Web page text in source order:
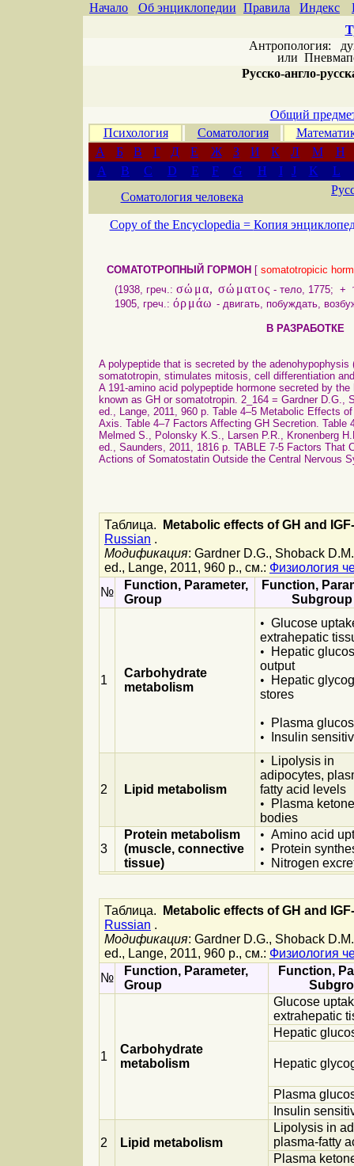
Начало Об энциклопедии Правила Индекс
Антропология:
или
Русско-англо-
Общий
Психология
Соматология
А
Б В Г Д Е Ж З И К Л М
Н
A
B C D E F G H I J K
L
Соматология человека
Copy of the Encyclopedia = Копия
СОМАТОТРОПНЫЙ ГОРМОН [ somatotropicic
(1938, греч.: σώμα, σώματος - тело, 1775; +
1905, греч.: όρμάω - двигать, побуждать,
В
A polypeptide that is secreted by the
somatotropin, stimulates mitosis, cell differentiation
A 191-amino acid polypeptide hormone secreted by
known as GH or somatotropin. 2_164 = Gardner
ed., Lange, 2011, 960 p. Table 4–5 Metabolic Effects
Axis. Table 4–7 Factors Affecting GH Secretion.
Melmed S., Polonsky K.S., Larsen P.R., Kronenberg
ed., Saunders, 2011, 1816 p. TABLE 7-5 Factors That
Actions of Somatostatin Outside the Central Nervous
Таблица.
Metabolic effects of GH and
Russian .
Модификация: Gardner D.G., Shoback
ed., Lange, 2011, 960 p., см.: Физиология
№
Function, Parameter,
Group
Function,
Subgroup
1
Carbohydrate
metabolism
• Glucose
extrahepatic
• Hepatic
output
• Hepatic
stores
• Plasma
• Insulin
2 Lipid metabolism
• Lipolysis in
adipocytes,
fatty acid levels
• Plasma ketone
bodies
3
Protein metabolism
(muscle, connective
tissue)
• Amino acid
• Protein
• Nitrogen
Таблица.
Metabolic effects of GH and
Russian .
Модификация: Gardner D.G., Shoback
ed., Lange, 2011, 960 p., см.: Физиология
№
Function, Parameter,
Group
Function,
1
Carbohydrate
metabolism
Glucose
extrahepatic
Hepatic
Hepatic
Plasma
Insulin
2 Lipid metabolism
Lipolysis in
plasma-fatty
Plasma